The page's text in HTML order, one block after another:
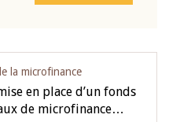
la microfinance
en place d’un fonds
de microfinance…